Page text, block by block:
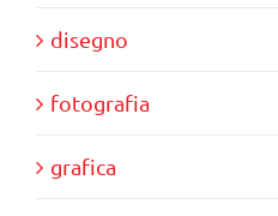
disegno
fotografia
grafica